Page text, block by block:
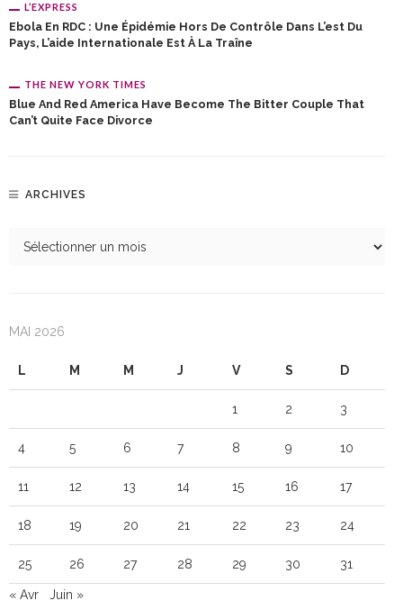
L’EXPRESS
Ebola En RDC : Une Épidémie Hors De Contrôle Dans L’est Du
Pays, L’aide Internationale Est À La Traîne
THE NEW YORK TIMES
Blue And Red America Have Become The Bitter Couple That
Can’t Quite Face Divorce
ARCHIVES
MAI 2026
L M M J V S D
1 2 3
4 5 6 7 8 9 10
11 12 13 14 15 16 17
18 19 20 21 22 23 24
25 26 27 28 29 30 31
« Avr Juin »